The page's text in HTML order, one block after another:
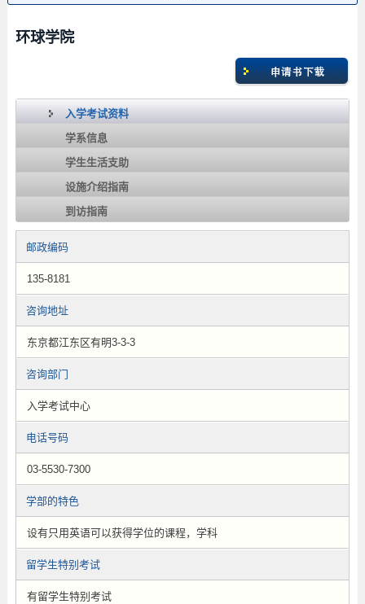
环球学院
入学考试资料
学系信息
学生生活支助
设施介绍指南
到访指南
邮政编码
135-8181
咨询地址
东京都江东区有明3-3-3
咨询部门
入学考试中心
电话号码
03-5530-7300
学部的特色
设有只用英语可以获得学位的课程，学科
留学生特别考试
有留学生特别考试